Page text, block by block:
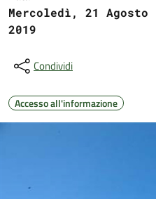
Mercoledì, 21 Agosto
2019
Condividi
Accesso all'informazione